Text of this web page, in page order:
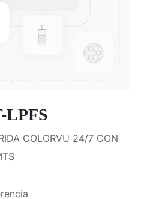
LPFS
COLORVU 24/7 CON